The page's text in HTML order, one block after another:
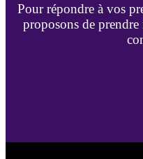
Pour répondre à vos
proposons de